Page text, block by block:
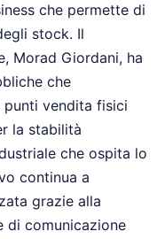
che permette di
stock. Il
Morad Giordani, ha
che
vendita fisici
la stabilità
che ospita lo
continua a
grazie alla
di comunicazione